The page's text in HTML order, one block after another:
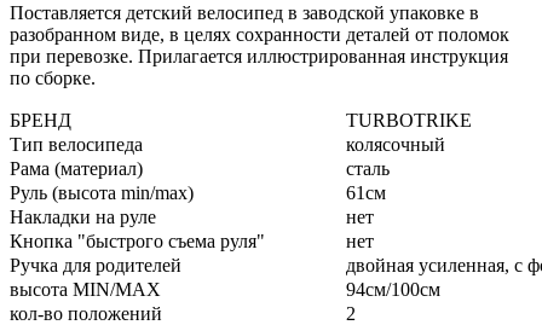
Поставляется детский велосипед в заводской упаковке в
разобранном виде, в целях сохранности деталей от поломок
при перевозке. Прилагается иллюстрированная инструкция
по сборке.
БРЕНД
TURBOTRIKE
Тип велосипеда
колясочный
Рама (материал)
сталь
Руль (высота min/max)
61см
Накладки на руле
нет
Кнопка "быстрого съема руля"
нет
Ручка для родителей
двойная усиленная, с
высота MIN/MAX
94см/100см
кол-во положений
2